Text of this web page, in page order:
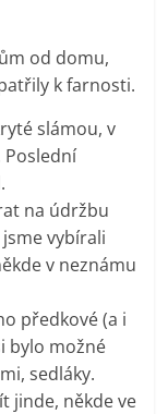
od domu,
k farnosti.
slámou, v
Poslední
na údržbu
vybírali
v neznámu
předkové (a i
bylo možné
sedláky.
jinde, někde ve